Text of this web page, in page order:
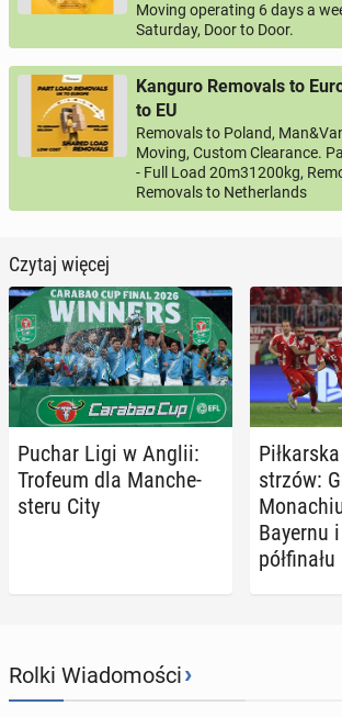
Moving operating 6 days a
Saturday, Door to Door.
Kanguro Removals to
to EU
Removals to Poland,
Moving, Custom Clearance.
- Full Load 20m31200kg,
Removals to Netherlands
Czytaj więcej
Puchar Ligi w Anglii:
Trofeum dla Man­che­
ste­ru City
strzów:
Bayernu
pół­fi­na­łu
Rolki Wiadomości›